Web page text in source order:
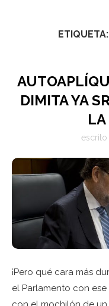
ETIQUETA:
DIMITA YA
¡Pero qué cara más
el Parlamento con